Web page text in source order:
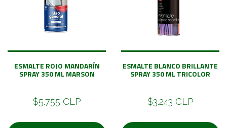
ESMALTE ROJO MANDARÍN
SPRAY 350 ML MARSON
$5.755 CLP
ESMALTE BLANCO BRILLANTE
SPRAY 350 ML TRICOLOR
$3.243 CLP